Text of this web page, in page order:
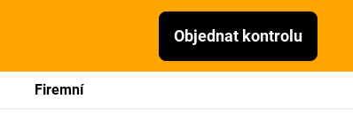
Objednat kontrolu
Firemní